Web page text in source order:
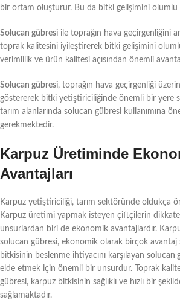
bir ortam oluşturur. Bu da bitki gelişimini olumlu
Solucan gübresi ile toprağın hava geçirgenliğini
toprak kalitesini iyileştirerek bitki gelişimini
verimlilik ve ürün kalitesi açısından önemli
Solucan gübresi, toprağın hava geçirgenliği
göstererek bitki yetiştiriciliğinde önemli bir yere
tarım alanlarında solucan gübresi kullanımına
gerekmektedir.
Karpuz Üretiminde
Avantajları
Karpuz yetiştiriciliği, tarım sektöründe oldukça
Karpuz üretimi yapmak isteyen çiftçilerin dikkate
unsurlardan biri de ekonomik avantajlardır.
solucan gübresi, ekonomik olarak birçok avantaj
bitkisinin beslenme ihtiyacını karşılayan solucan
elde etmek için önemli bir unsurdur. Toprak
gübresi, karpuz bitkisinin sağlıklı ve hızlı bir
sağlamaktadır.